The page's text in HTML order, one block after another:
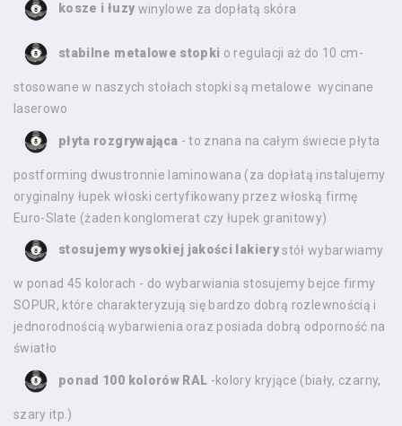
kosze i łuzy winylowe za dopłatą skóra
stabilne metalowe stopki o regulacji aż do 10 cm-
stosowane w naszych stołach stopki są metalowe wycinane
laserowo
płyta rozgrywająca - to znana na całym świecie płyta
postforming dwustronnie laminowana (za dopłatą instalujemy
oryginalny łupek włoski certyfikowany przez włoską firmę
Euro-Slate (żaden konglomerat czy łupek granitowy)
stosujemy wysokiej jakości lakierystół wybarwiamy
w ponad 45 kolorach - do wybarwiania stosujemy bejce firmy
SOPUR, które charakteryzują się bardzo dobrą rozlewnością i
jednorodnością wybarwienia oraz posiada dobrą odporność na
światło
ponad 100 kolorów RAL -kolory kryjące (biały, czarny,
szary itp.)